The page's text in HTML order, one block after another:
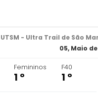
UTSM - Ultra Trail de São
05, Maio
Femininos
1 º
F40
1 º